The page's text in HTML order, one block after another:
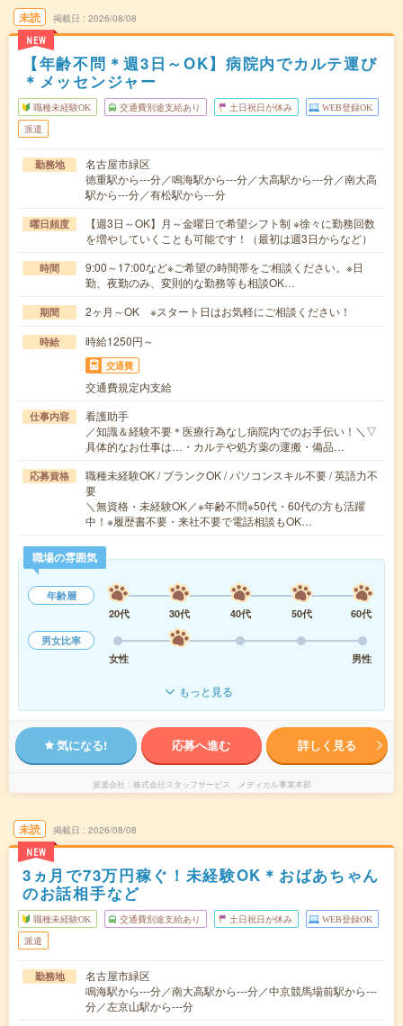
未読
NEW
掲載日 2026/08/08
【年齢不問＊週3日～OK】病院内でカルテ運び
＊メッセンジャー
職種未経験OK 交通費別途支給あり 土日祝日が休み WEB登録OK
派遣
勤務地
名古屋市緑区
徳重駅から---分／鳴海駅から---分／大高駅から---分／南大高
駅から---分／有松駅から---分
曜日頻度
【週3日～OK】月～金曜日で希望シフト制 ※徐々に勤務回数
を増やしていくことも可能です！（最初は週3日からなど）
時間
9:00～17:00など※ご希望の時間帯をご相談ください。※日
勤、夜勤のみ、変則的な勤務等も相談OK…
期間 2ヶ月～OK ※スタート日はお気軽にご相談ください！
時給 時給1250円～
交通費
交通費規定内支給
仕事内容
看護助手
／知識＆経験不要＊医療行為なし病院内でのお手伝い！＼▽
具体的なお仕事は…・カルテや処方薬の運搬・備品…
応募資格
職種未経験OK / ブランクOK / パソコンスキル不要 / 英語力不
要
＼無資格・未経験OK／※年齢不問※50代・60代の方も活躍
中！※履歴書不要・来社不要で電話相談もOK…
職場の雰囲気
年齢層
20代
30代 40代 50代
60代
男女比率
女性
男性
もっと見る
気になる! 応募へ進む 詳しく見る
派遣会社 株式会社スタッフサービス メディカル事業本部
未読
NEW
掲載日 2026/08/08
3ヵ月で73万円稼ぐ！未経験OK＊おばあちゃん
のお話相手など
職種未経験OK 交通費別途支給あり 土日祝日が休み WEB登録OK
派遣
勤務地
名古屋市緑区
鳴海駅から---分／南大高駅から---分／中京競馬場前駅から---
分／左京山駅から---分